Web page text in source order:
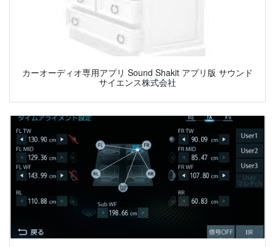
カーオーディオ専用アプリ Sound Shakit アプリ版 サウンド
サイエンス株式会社